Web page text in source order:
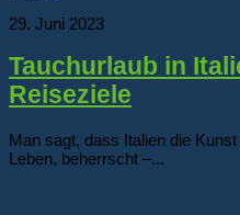
29. Juni 2023
Tauchurlaub in
Reiseziele
Man sagt, dass Italien die
Leben, beherrscht –...